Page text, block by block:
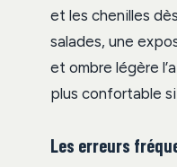
et les chenilles
salades, une
et ombre légère
plus confortable
Les erreurs